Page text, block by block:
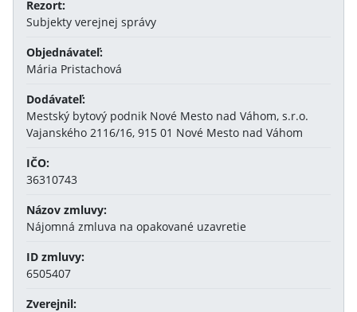
Rezort:
Subjekty verejnej správy
Objednávateľ:
Mária Pristachová
Dodávateľ:
Mestský bytový podnik Nové Mesto nad Váhom, s.r.o.
Vajanského 2116/16, 915 01 Nové Mesto nad Váhom
IČO:
36310743
Názov zmluvy:
Nájomná zmluva na opakované uzavretie
ID zmluvy:
6505407
Zverejnil: